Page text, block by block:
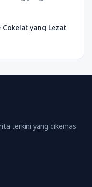
yang Lezat
terkini yang dikemas